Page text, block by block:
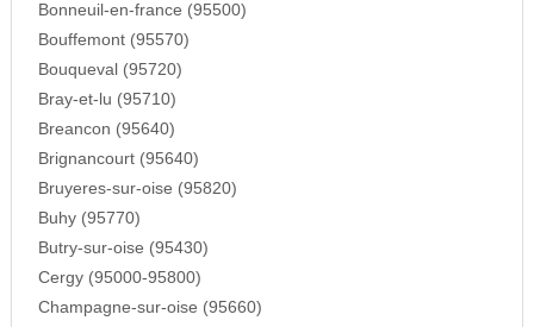
Bonneuil-en-france (95500)
Bouffemont (95570)
Bouqueval (95720)
Bray-et-lu (95710)
Breancon (95640)
Brignancourt (95640)
Bruyeres-sur-oise (95820)
Buhy (95770)
Butry-sur-oise (95430)
Cergy (95000-95800)
Champagne-sur-oise (95660)